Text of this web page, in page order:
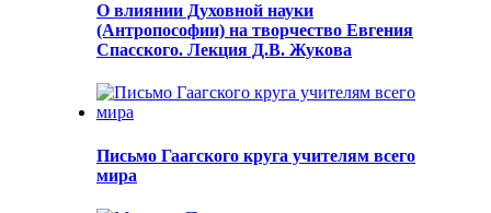
О влиянии Духовной науки
(Антропософии) на творчество Евгения
Спасского. Лекция Д.В. Жукова
Письмо Гаагского круга учителям всего
мира